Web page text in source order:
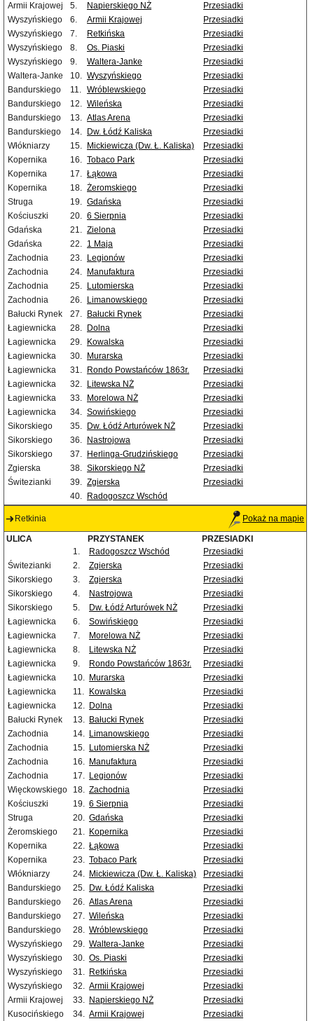
Armii Krajowej
5. Napierskiego NŻ
Przesiadki
Wyszyńskiego
6. Armii Krajowej
Przesiadki
Wyszyńskiego
7. Retkińska
Przesiadki
Wyszyńskiego
8. Os. Piaski
Przesiadki
Wyszyńskiego
9. Waltera-Janke
Przesiadki
Waltera-Janke
10. Wyszyńskiego
Przesiadki
Bandurskiego
11. Wróblewskiego
Przesiadki
Bandurskiego
12. Wileńska
Przesiadki
Bandurskiego
13. Atlas Arena
Przesiadki
Bandurskiego
14. Dw. Łódź Kaliska
Przesiadki
Włókniarzy
15. Mickiewicza (Dw. Ł. Kaliska)
Przesiadki
Kopernika
16. Tobaco Park
Przesiadki
Kopernika
17. Łąkowa
Przesiadki
Kopernika
18. Żeromskiego
Przesiadki
Struga
19. Gdańska
Przesiadki
Kościuszki
20. 6 Sierpnia
Przesiadki
Gdańska
21. Zielona
Przesiadki
Gdańska
22. 1 Maja
Przesiadki
Zachodnia
23. Legionów
Przesiadki
Zachodnia
24. Manufaktura
Przesiadki
Zachodnia
25. Lutomierska
Przesiadki
Zachodnia
26. Limanowskiego
Przesiadki
Bałucki Rynek
27. Bałucki Rynek
Przesiadki
Łagiewnicka
28. Dolna
Przesiadki
Łagiewnicka
29. Kowalska
Przesiadki
Łagiewnicka
30. Murarska
Przesiadki
Łagiewnicka
31. Rondo Powstańców 1863r.
Przesiadki
Łagiewnicka
32. Litewska NŻ
Przesiadki
Łagiewnicka
33. Morelowa NŻ
Przesiadki
Łagiewnicka
34. Sowińskiego
Przesiadki
Sikorskiego
35. Dw. Łódź Arturówek NŻ
Przesiadki
Sikorskiego
36. Nastrojowa
Przesiadki
Sikorskiego
37. Herlinga-Grudzińskiego
Przesiadki
Zgierska
38. Sikorskiego NŻ
Przesiadki
Świtezianki
39. Zgierska
Przesiadki
40.
Radogoszcz Wschód
Retkinia Pokaż na mapie
ULICA PRZYSTANEK
PRZESIADKI
1.
Radogoszcz Wschód
Przesiadki
Świtezianki
2. Zgierska
Przesiadki
Sikorskiego
3. Zgierska
Przesiadki
Sikorskiego
4. Nastrojowa
Przesiadki
Sikorskiego
5. Dw. Łódź Arturówek NŻ
Przesiadki
Łagiewnicka
6. Sowińskiego
Przesiadki
Łagiewnicka
7. Morelowa NŻ
Przesiadki
Łagiewnicka
8. Litewska NŻ
Przesiadki
Łagiewnicka
9. Rondo Powstańców 1863r.
Przesiadki
Łagiewnicka
10. Murarska
Przesiadki
Łagiewnicka
11. Kowalska
Przesiadki
Łagiewnicka
12. Dolna
Przesiadki
Bałucki Rynek
13. Bałucki Rynek
Przesiadki
Zachodnia
14. Limanowskiego
Przesiadki
Zachodnia
15. Lutomierska NŻ
Przesiadki
Zachodnia
16. Manufaktura
Przesiadki
Zachodnia
17. Legionów
Przesiadki
Więckowskiego
18. Zachodnia
Przesiadki
Kościuszki
19. 6 Sierpnia
Przesiadki
Struga
20. Gdańska
Przesiadki
Żeromskiego
21. Kopernika
Przesiadki
Kopernika
22. Łąkowa
Przesiadki
Kopernika
23. Tobaco Park
Przesiadki
Włókniarzy
24. Mickiewicza (Dw. Ł. Kaliska)
Przesiadki
Bandurskiego
25. Dw. Łódź Kaliska
Przesiadki
Bandurskiego
26. Atlas Arena
Przesiadki
Bandurskiego
27. Wileńska
Przesiadki
Bandurskiego
28. Wróblewskiego
Przesiadki
Wyszyńskiego
29. Waltera-Janke
Przesiadki
Wyszyńskiego
30. Os. Piaski
Przesiadki
Wyszyńskiego
31. Retkińska
Przesiadki
Wyszyńskiego
32. Armii Krajowej
Przesiadki
Armii Krajowej
33. Napierskiego NŻ
Przesiadki
Kusocińskiego
34. Armii Krajowej Przesiadki